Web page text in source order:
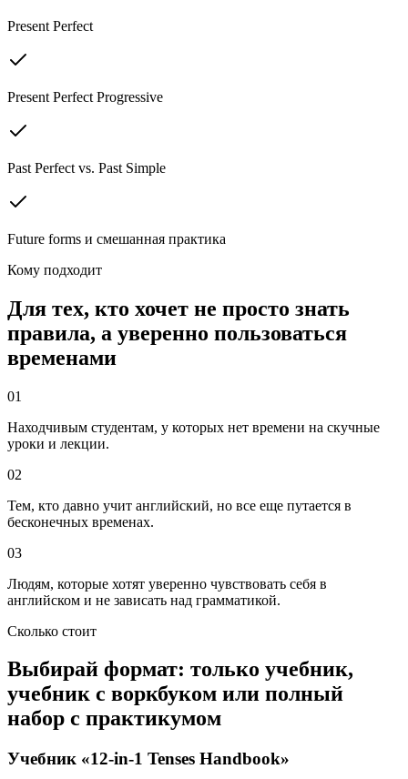
Present Perfect
Present Perfect Progressive
Past Perfect vs. Past Simple
Future forms и смешанная практика
Кому подходит
Для тех, кто хочет не просто знать
правила, а уверенно пользоваться
временами
01
Находчивым студентам, у которых нет времени на скучные
уроки и лекции.
02
Тем, кто давно учит английский, но все еще путается в
бесконечных временах.
03
Людям, которые хотят уверенно чувствовать себя в
английском и не зависать над грамматикой.
Сколько стоит
Выбирай формат: только учебник,
учебник с воркбуком или полный
набор с практикумом
Учебник «12-in-1 Tenses Handbook»